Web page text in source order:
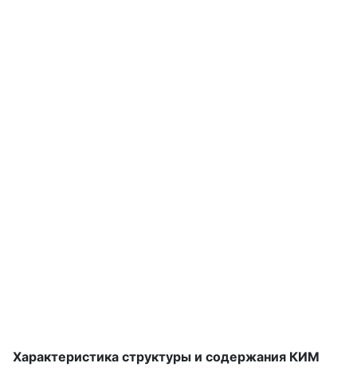
Характеристика структуры и содержания КИМ